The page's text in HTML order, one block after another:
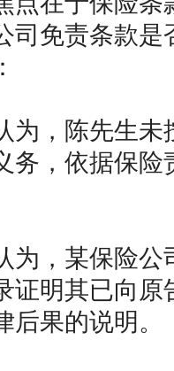
司免责条款是
，陈先生未
务，依据保
，某保险公
证明其已向原
后果的说明